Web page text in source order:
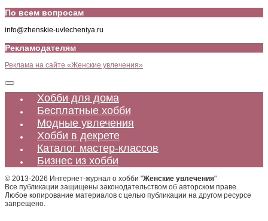
По всем вопросам
info@zhenskie-uvlecheniya.ru
Рекламодателям
Реклама на сайте «Женские увлечения»
Хобби для дома
Бесплатные хобби
Модные увлечения
Хобби в декрете
Каталог мастер-классов
Бизнес из хобби
© 2013-2026 Интернет-журнал о хобби "Женские увлечения"
Все публикации защищены законодательством об авторском праве.
Любое копирование материалов с целью публикации на другом ресурсе
запрещено.